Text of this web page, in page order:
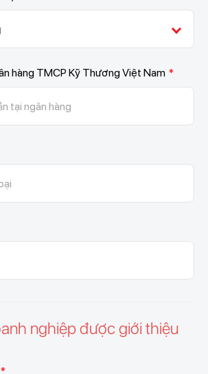
hàng TMCP Kỹ Thương Việt Nam *
nghiệp được giới thiệu
*